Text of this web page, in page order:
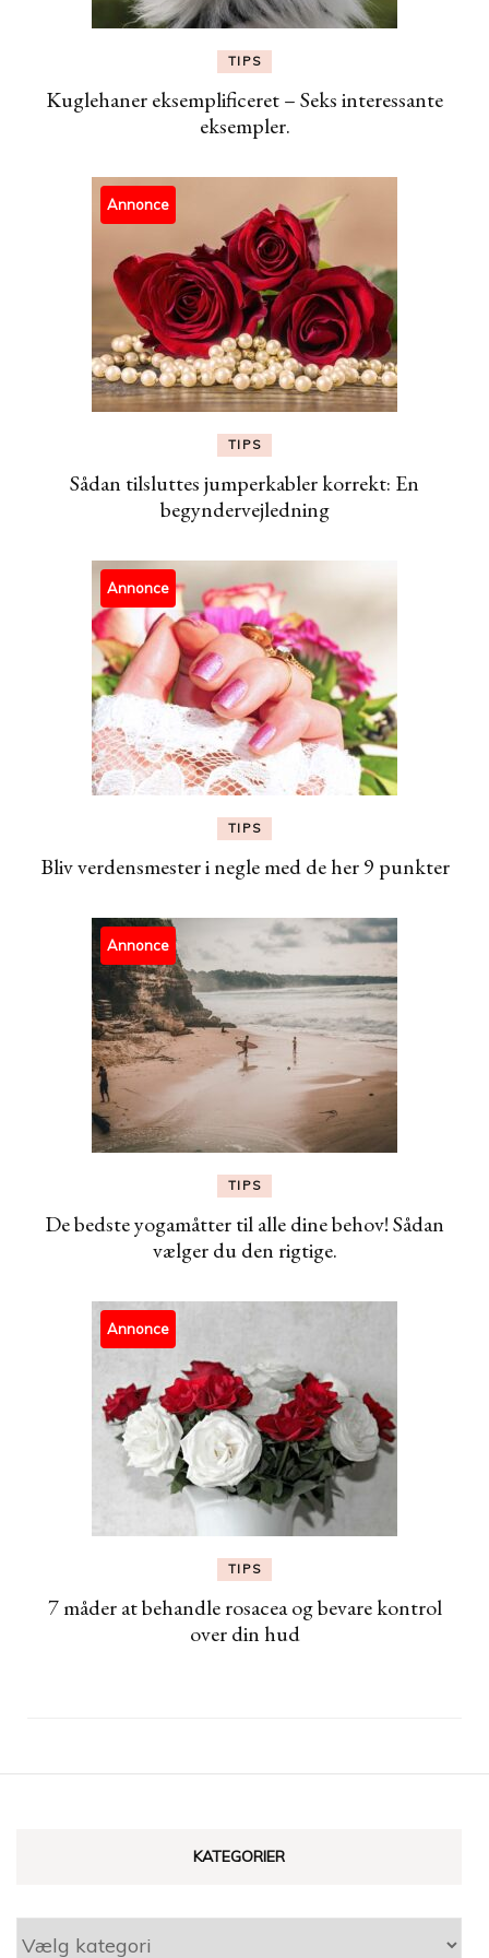
TIPS
Kuglehaner eksemplificeret – Seks interessante
eksempler.
Annonce
TIPS
Sådan tilsluttes jumperkabler korrekt: En
begyndervejledning
Annonce
TIPS
Bliv verdensmester i negle med de her 9 punkter
Annonce
TIPS
De bedste yogamåtter til alle dine behov! Sådan
vælger du den rigtige.
Annonce
TIPS
7 måder at behandle rosacea og bevare kontrol
over din hud
KATEGORIER
Kategorier